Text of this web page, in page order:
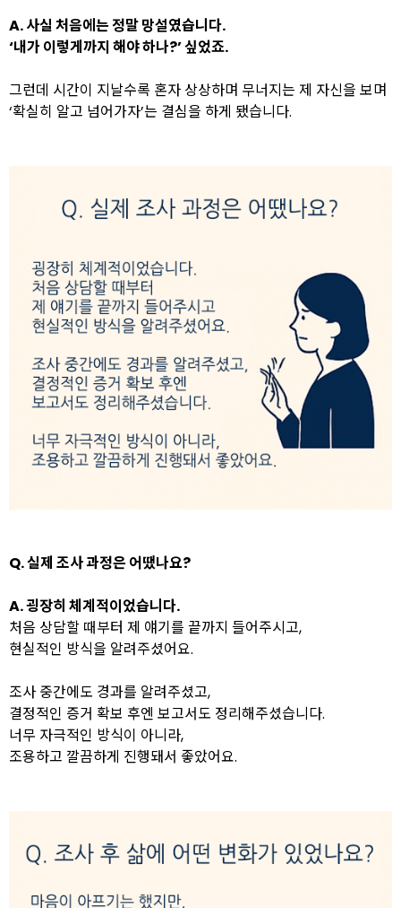
A.사실 처음에는 정말 망설였습니다.
‘내가 이렇게까지 해야 하나?’ 싶었죠.
그런데 시간이 지날수록 혼자 상상하며 무너지는 제 자신을 보며
‘확실히 알고 넘어가자’는 결심을 하게 됐습니다.
Q. 실제 조사 과정은 어땠나요?
A.굉장히 체계적이었습니다.
처음 상담할 때부터 제 얘기를 끝까지 들어주시고,
현실적인 방식을 알려주셨어요.
조사 중간에도 경과를 알려주셨고,
결정적인 증거 확보 후엔 보고서도 정리해주셨습니다.
너무 자극적인 방식이 아니라,
조용하고 깔끔하게 진행돼서 좋았어요.